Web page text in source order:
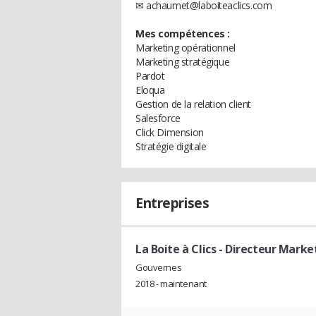
✉ achaumet@laboiteaclics.com
Mes compétences :
Marketing opérationnel
Marketing stratégique
Pardot
Eloqua
Gestion de la relation client
Salesforce
Click Dimension
Stratégie digitale
Entreprises
La Boite à Clics- Directeur
Gouvernes
2018 - maintenant